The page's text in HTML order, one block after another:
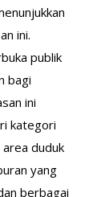
ini.
publik
bagi
ini
kategori
duduk
yang
berbagai